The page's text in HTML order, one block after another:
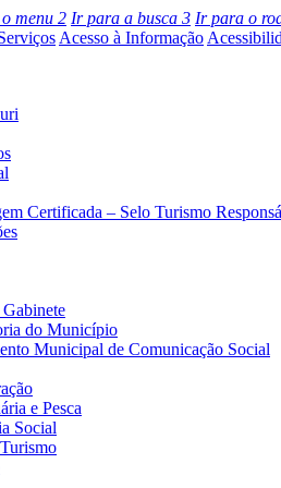
menu 2 Ir para a busca 3 Ir para o
Acesso à Informação
Certificada – Selo Turismo
do Município
Municipal de Comunicação Social
e Pesca
Social